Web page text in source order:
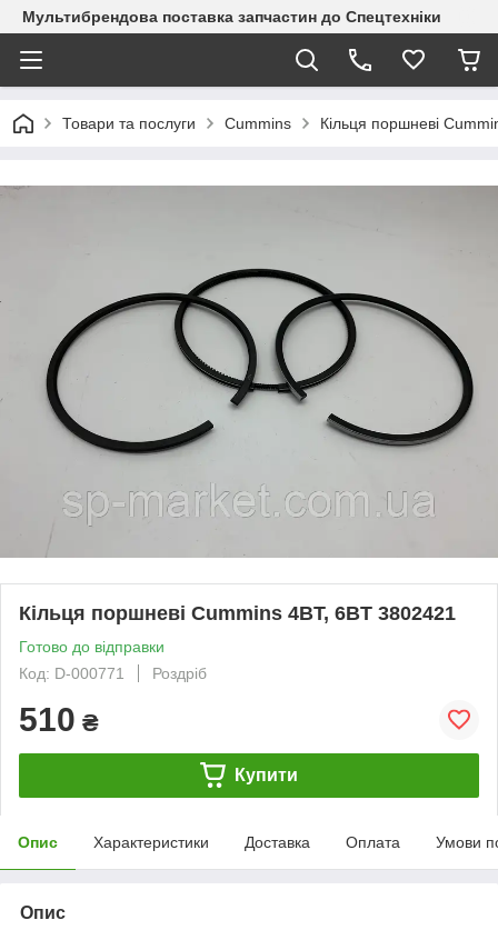
Мультибрендова поставка запчастин до Спецтехніки
Товари та послуги Cummins Кільця поршневі
Кільця поршневі Cummins 4BT, 6BT 3802421
Готово до відправки
Код: D-000771
Роздріб
510 ₴
Купити
Опис Характеристики Доставка Оплата Умови
Опис